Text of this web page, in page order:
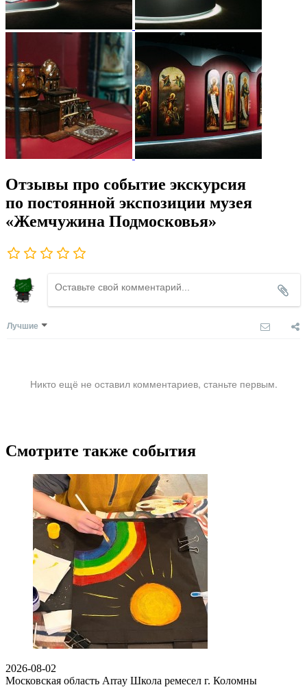
Отзывы про событие экскурсия
по постоянной экспозиции музея
«Жемчужина Подмосковья»
Лучшие
Никто ещё не оставил комментариев, станьте первым.
Смотрите также события
2026-08-02
Московская область Array Школа ремесел г. Коломны